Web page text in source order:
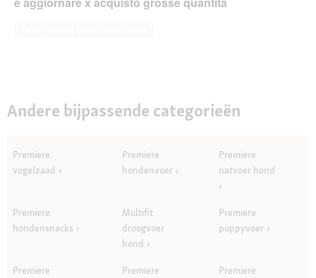
Andere bijpassende categorieën
Premiere
vogelzaad
Premiere
hondenvoer
Premiere
natvoer hond
Premiere
hondensnacks
Multifit
droogvoer
hond
Premiere
puppyvoer
Premiere
Premiere
Premiere